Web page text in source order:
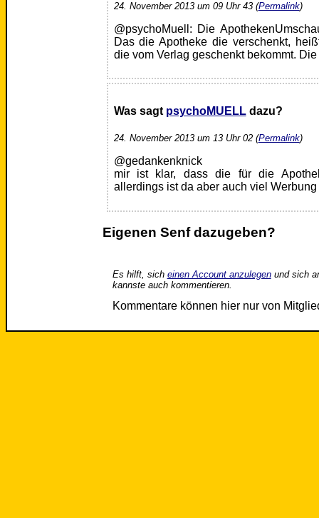
24. November 2013 um 09 Uhr 43 (Permalink)
@psychoMuell: Die
Das die Apotheke die verschenkt,
die vom Verlag geschenkt bekommt.
Was sagt psychoMUELLdazu?
24. November 2013 um 13 Uhr 02 (Permalink)
@gedankenknick
mir ist klar, dass die für die
allerdings ist da aber auch viel Werbung
Eigenen Senf dazugeben?
Es hilft, sich einen Account anzulegenund sich
kannste auch kommentieren.
Kommentare können hier nur von